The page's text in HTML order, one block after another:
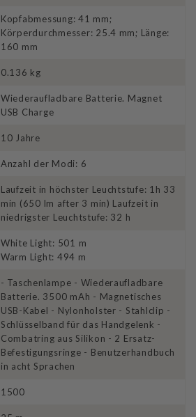
Kopfabmessung: 41 mm;
Körperdurchmesser: 25.4 mm; Länge:
160 mm
0.136 kg
Wiederaufladbare Batterie. Magnet
USB Charge
10 Jahre
Anzahl der Modi: 6
Laufzeit in höchster Leuchtstufe: 1h 33
min (650 lm after 3 min) Laufzeit in
niedrigster Leuchtstufe: 32 h
White Light: 501 m
Warm Light: 494 m
- Taschenlampe - Wiederaufladbare
Batterie. 3500 mAh - Magnetisches
USB-Kabel - Nylonholster - Stahlclip -
Schlüsselband für das Handgelenk -
Combatring aus Silikon - 2 Ersatz-
Befestigungsringe - Benutzerhandbuch
in acht Sprachen
1500